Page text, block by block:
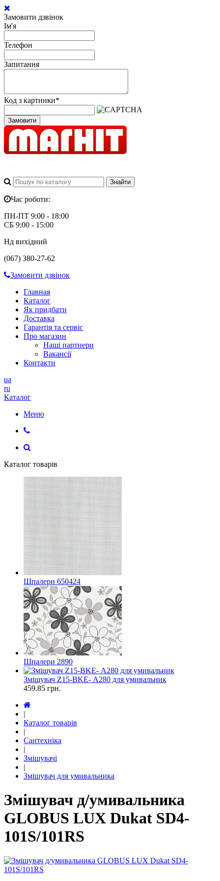
Замовити дзвінок
Ім'я
Телефон
Запитання
Код з картинки*
Замовити
Час роботи:
ПН-ПТ 9:00 - 18:00
СБ 9:00 - 15:00
Нд вихідний
(067) 380-27-62
Замовити дзвінок
Главная
Каталог
Як придбати
Доставка
Гарантія та сервіс
Про магазин
Наші партнери
Вакансії
Контакти
ua
ru
Каталог
Меню
Каталог товарів
Шпалери 650424
Шпалери 2890
Змішувач Z15-ВKE- А280 для умивальник
459.85 грн.
|
Каталог товарів
|
Сантехніка
|
Змішувачі
|
Змішувач для умивальника
Змішувач д/умивальника
GLOBUS LUX Dukat SD4-
101S/101RS